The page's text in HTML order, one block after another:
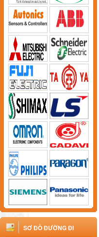
SƠ ĐỒ ĐƯỜNG ĐI